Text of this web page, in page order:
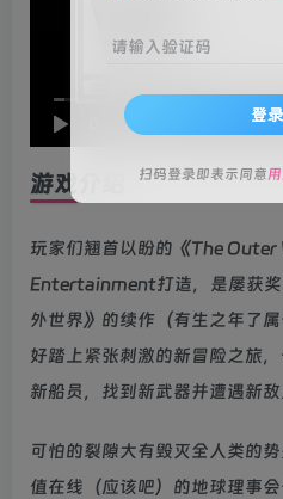
/
游戏介绍
玩家们翘首以盼的《The
Entertainment打造，是屡获奖
外世界》的续作（有生之年了
好踏上紧张刺激的新冒险之旅
新船员，找到新武器并遭遇新敌
可怕的裂隙大有毁灭全人类的
值在线（应该吧）的地球理事
请输入验证码
登录
扫码登录即表示同意